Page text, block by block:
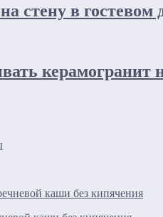
стену в гостевом
керамогранит